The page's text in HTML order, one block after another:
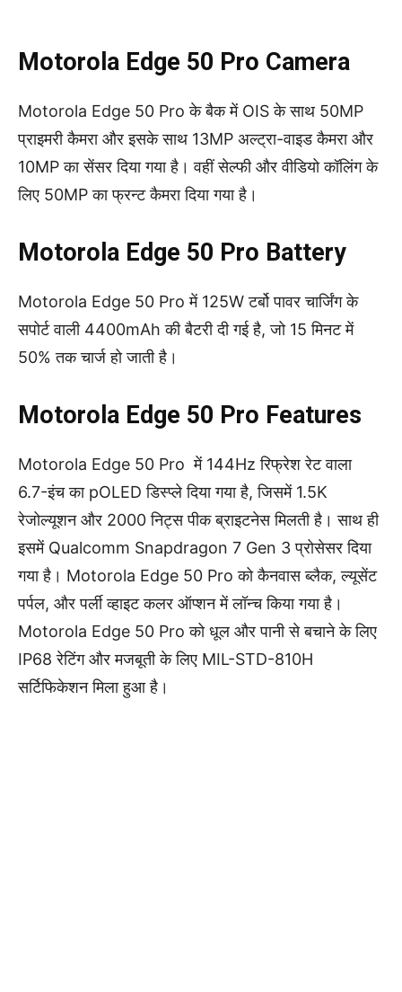
Motorola Edge 50 Pro Camera
Motorola Edge 50 Pro के बैक में OIS के साथ 50MP
प्राइमरी कैमरा और इसके साथ 13MP अल्ट्रा-वाइड कैमरा और
10MP का सेंसर दिया गया है। वहीं सेल्फी और वीडियो कॉलिंग के
लिए 50MP का फ्रन्ट कैमरा दिया गया है।
Motorola Edge 50 Pro Battery
Motorola Edge 50 Pro में 125W टर्बो पावर चार्जिंग के
सपोर्ट वाली 4400mAh की बैटरी दी गई है, जो 15 मिनट में
50% तक चार्ज हो जाती है।
Motorola Edge 50 Pro Features
Motorola Edge 50 Pro में 144Hz रिफ्रेश रेट वाला
6.7-इंच का pOLED डिस्प्ले दिया गया है, जिसमें 1.5K
रेजोल्यूशन और 2000 निट्स पीक ब्राइटनेस मिलती है। साथ ही
इसमें Qualcomm Snapdragon 7 Gen 3 प्रोसेसर दिया
गया है। Motorola Edge 50 Pro को कैनवास ब्लैक, ल्यूसेंट
पर्पल, और पर्ली व्हाइट कलर ऑप्शन में लॉन्च किया गया है।
Motorola Edge 50 Pro को धूल और पानी से बचाने के लिए
IP68 रेटिंग और मजबूती के लिए MIL-STD-810H
सर्टिफिकेशन मिला हुआ है।